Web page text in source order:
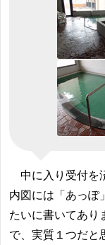
中に入り受付を
内図には「あっぽ
たいに書いてあり
で、実質１つだと